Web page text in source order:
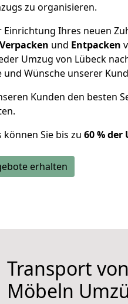
zu organisieren.
Ihres neuen
Verpacken und Entpacken
Umzug von Lübeck
Wünsche unserer
Kunden den besten
Sie bis zu 60 % der
erhalten
Transport
Möbeln